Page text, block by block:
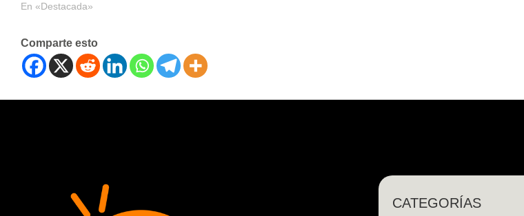
En «Destacada»
Comparte esto
CATEGORÍAS